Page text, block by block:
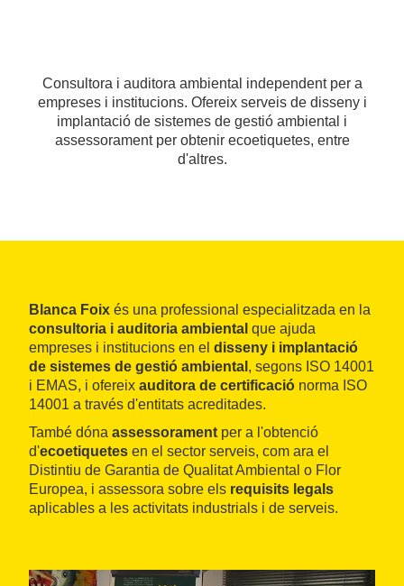
Consultora i auditora ambiental independent per a
empreses i institucions. Ofereix serveis de disseny i
implantació de sistemes de gestió ambiental i
assessorament per obtenir ecoetiquetes, entre
d'altres.
Blanca Foix és una professional especialitzada en la
consultoria i auditoria ambiental que ajuda
empreses i institucions en el disseny i implantació
de sistemes de gestió ambiental , segons ISO 14001
i EMAS, i ofereix auditora de certificació norma ISO
14001 a través d'entitats acreditades.
També dóna assessorament per a l'obtenció
d'ecoetiquetes en el sector serveis, com ara el
Distintiu de Garantia de Qualitat Ambiental o Flor
Europea, i assessora sobre els requisits legals
aplicables a les activitats industrials i de serveis.